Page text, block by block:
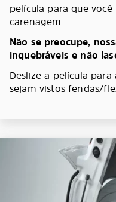
película para que
carenagem.
Não se preocupe,
inquebráveis e não
Deslize a película
sejam vistos fendas/